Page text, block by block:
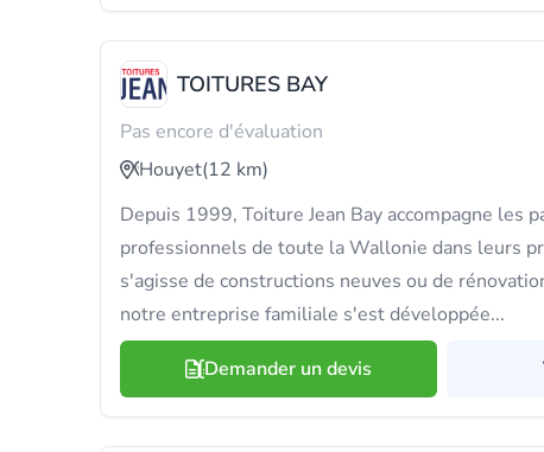
TOITURES BAY
Pas encore d'évaluation
Houyet(12 km)
Depuis 1999, Toiture Jean Bay accompagne les
professionnels de toute la Wallonie dans leurs
s'agisse de constructions neuves ou de
notre entreprise familiale s'est développée...
Demander un devis